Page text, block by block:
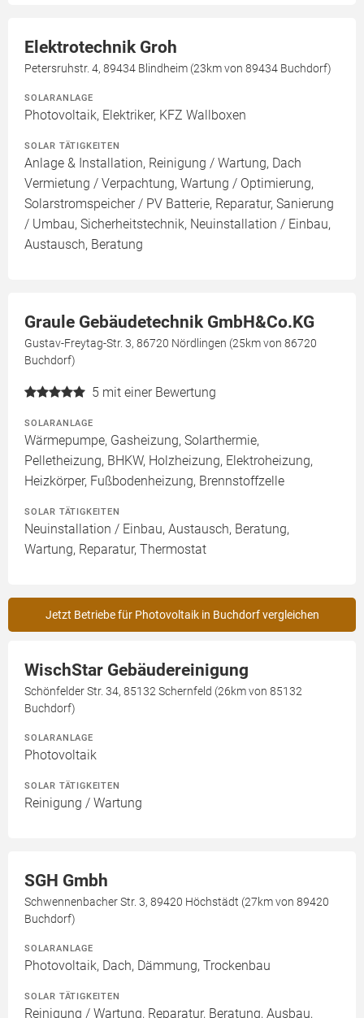
Elektrotechnik Groh
Petersruhstr. 4, 89434 Blindheim (23km von 89434 Buchdorf)
SOLARANLAGE
Photovoltaik, Elektriker, KFZ Wallboxen
SOLAR TÄTIGKEITEN
Anlage & Installation, Reinigung / Wartung, Dach
Vermietung / Verpachtung, Wartung / Optimierung,
Solarstromspeicher / PV Batterie, Reparatur, Sanierung
/ Umbau, Sicherheitstechnik, Neuinstallation / Einbau,
Austausch, Beratung
Graule Gebäudetechnik GmbH&Co.KG
Gustav-Freytag-Str. 3, 86720 Nördlingen (25km von 86720
Buchdorf)
5 mit einer Bewertung
SOLARANLAGE
Wärmepumpe, Gasheizung, Solarthermie,
Pelletheizung, BHKW, Holzheizung, Elektroheizung,
Heizkörper, Fußbodenheizung, Brennstoffzelle
SOLAR TÄTIGKEITEN
Neuinstallation / Einbau, Austausch, Beratung,
Wartung, Reparatur, Thermostat
Jetzt Betriebe für Photovoltaik in Buchdorf vergleichen
WischStar Gebäudereinigung
Schönfelder Str. 34, 85132 Schernfeld (26km von 85132
Buchdorf)
SOLARANLAGE
Photovoltaik
SOLAR TÄTIGKEITEN
Reinigung / Wartung
SGH Gmbh
Schwennenbacher Str. 3, 89420 Höchstädt (27km von 89420
Buchdorf)
SOLARANLAGE
Photovoltaik, Dach, Dämmung, Trockenbau
SOLAR TÄTIGKEITEN
Reinigung / Wartung, Reparatur, Beratung, Ausbau,